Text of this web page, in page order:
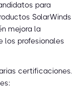
para
SolarWinds
mejora la
los profesionales
certificaciones.